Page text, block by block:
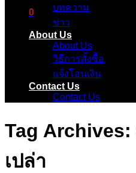
0
ตะกร้าสินค้า
ไม่มีสินค้าในตะกร้า
บทความ
ข่าว
About Us
About Us
วิธีการสั้งซื้อ
แจ้งโอนเงิน
Contact Us
Contact Us
Tag Archives:
เปล่า